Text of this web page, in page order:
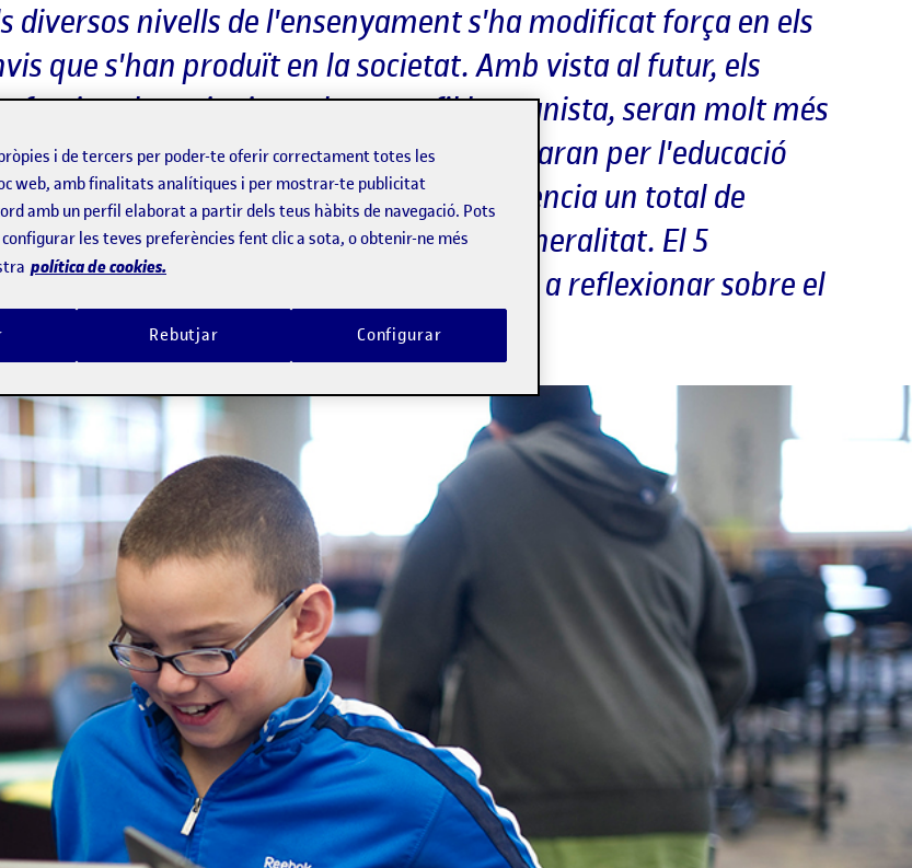
diversos nivells de l'ensenyament s'ha modificat força en els
que s'han produït en la societat. Amb vista al futur, els
enriquiran el seu perfil humanista, seran molt més
metodologies d'ensenyament i apostaran per l'educació
aquest curs escolar imparteixen docència un total de
departament d'Ensenyament de la Generalitat. El 5
del Docent, una data que convida a reflexionar sobre el
persones.
i de tercers per poder-te oferir correctament totes les
web, amb finalitats analítiques i per mostrar-te publicitat
amb un perfil elaborat a partir dels teus hàbits de navegació. Pots
les teves preferències fent clic a sota, o obtenir-ne més
política de cookies.
Rebutjar Configurar